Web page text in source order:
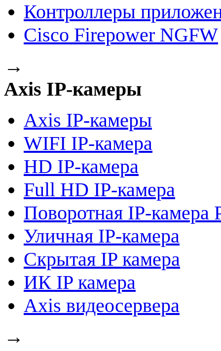
Контроллеры
Cisco Firepower NGFW
→
Axis IP-камеры
Axis IP-камеры
WIFI IP-камера
HD IP-камера
Full HD IP-камера
Поворотная IP-камера
Уличная IP-камера
Скрытая IP камера
ИК IP камера
Axis видеосервера
→